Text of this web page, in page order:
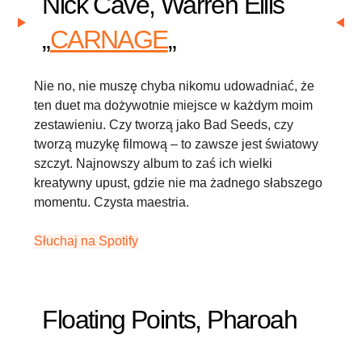
„CARNAGE„
Nie no, nie muszę chyba nikomu udowadniać, że
ten duet ma dożywotnie miejsce w każdym moim
zestawieniu. Czy tworzą jako Bad Seeds, czy
tworzą muzykę filmową – to zawsze jest światowy
szczyt. Najnowszy album to zaś ich wielki
kreatywny upust, gdzie nie ma żadnego słabszego
momentu. Czysta maestria.
Słuchaj na Spotify
Floating Points, Pharoah